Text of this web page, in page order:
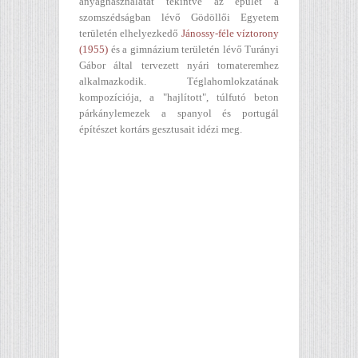
szomszédságban lévő Gödöllői Egyetem
területén elhelyezkedő Jánossy-féle víztorony
(1955) és a gimnázium területén lévő Turányi
Gábor által tervezett nyári tornateremhez
alkalmazkodik. Téglahomlokzatának
kompozíciója, a "hajlított", túlfutó beton
párkánylemezek a spanyol és portugál
építészet kortárs gesztusait idézi meg.